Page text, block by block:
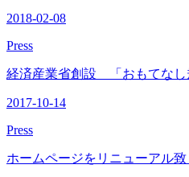
2018-02-08
Press
経済産業省創設 「おもてなし
2017-10-14
Press
ホームページをリニューアル致